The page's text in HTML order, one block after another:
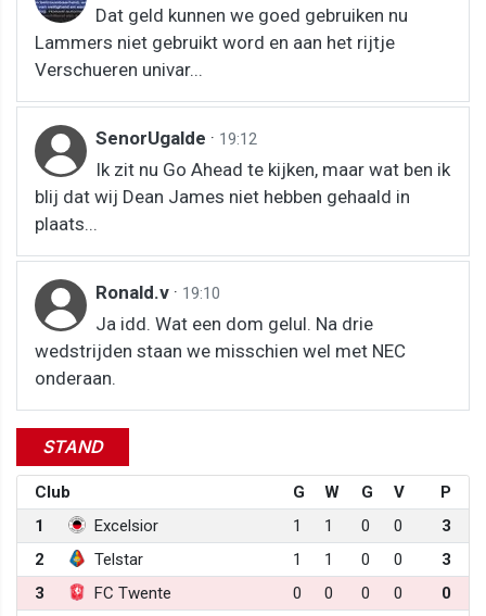
Dat geld kunnen we goed gebruiken nu
Lammers niet gebruikt word en aan het rijtje
Verschueren univar...
SenorUgalde · 19:12
Ik zit nu Go Ahead te kijken, maar wat ben ik
blij dat wij Dean James niet hebben gehaald in
plaats...
Ronald.v · 19:10
Ja idd. Wat een dom gelul. Na drie
wedstrijden staan we misschien wel met NEC
onderaan.
STAND
Club G W G V
P
1
Excelsior 1 1 0 0
3
2
Telstar 1 1 0 0
3
3
FC Twente 0 0 0 0
0